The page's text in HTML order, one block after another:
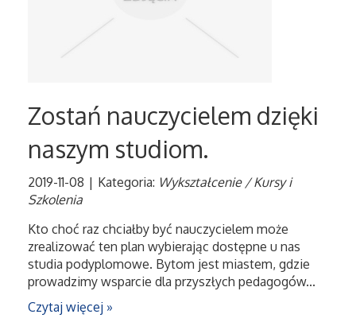
Sprzedaż Interntowa
Dla Dzieci
Wyposażenie Łazienki
Odzież
Zostań nauczycielem dzięki
naszym studiom.
2019-11-08 | Kategoria: Wykształcenie / Kursy i
Szkolenia
Kto choć raz chciałby być nauczycielem może
zrealizować ten plan wybierając dostępne u nas
studia podyplomowe. Bytom jest miastem, gdzie
prowadzimy wsparcie dla przyszłych pedagogów...
Czytaj więcej »